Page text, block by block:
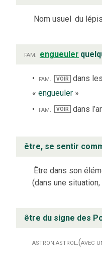
Nom usuel du
fam. engueuler
fam. VOIR dans
« engueuler »
fam.
VOIR dans
être, se sentir
Être dans son
(dans une
être du signe des
astron. astrol. (avec